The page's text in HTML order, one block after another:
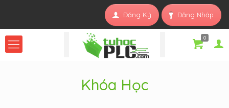
Đăng Nhập
Đăng Ký
0
Khóa Học